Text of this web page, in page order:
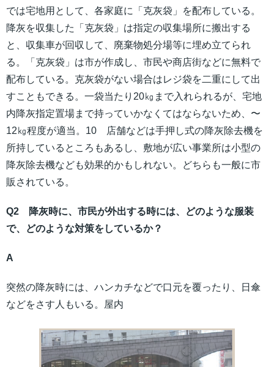
では宅地用として、各家庭に「克灰袋」を配布している。
降灰を収集した「克灰袋」は指定の収集場所に搬出する
と、収集車が回収して、廃棄物処分場等に埋め立てられ
る。「克灰袋」は市が作成し、市民や商店街などに無料で
配布している。克灰袋がない場合はレジ袋を二重にして出
すこともできる。一袋当たり20㎏まで入れられるが、宅地
内降灰指定置場まで持っていかなくてはならないため、〜
12㎏程度が適当。10 店舗などは手押し式の降灰除去機を
所持しているところもあるし、敷地が広い事業所は小型の
降灰除去機なども効果的かもしれない。どちらも一般に市
販されている。
Q2 降灰時に、市民が外出する時には、どのような服装
で、どのような対策をしているか？
A
突然の降灰時には、ハンカチなどで口元を覆ったり、日傘
などをさす人もいる。屋内